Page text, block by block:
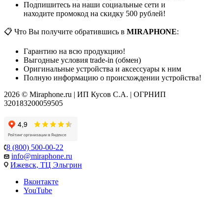
Подпишитесь на наши социальные сети и
находите промокод на скидку 500 рублей!
📋 Что Вы получите обратившись в MIRAPHONE:
Гарантию на всю продукцию!
Выгодные условия trade-in (обмен)
Оригинальные устройства и аксессуары к ним
Полную информацию о происхождении устройства!
2026 © Miraphone.ru | ИП Кусов С.А. | ОГРНИП
320183200059505
8 (800) 500-00-22
info@miraphone.ru
Ижевск, ТЦ Эльгрин
Вконтакте
YouTube